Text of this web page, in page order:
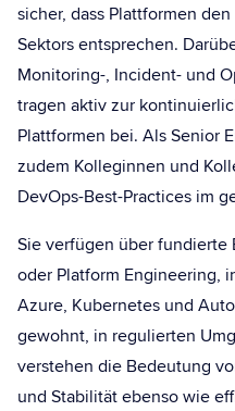
sicher, dass Plattformen
Sektors entsprechen.
Monitoring-, Incident- und
tragen aktiv zur
Plattformen bei. Als Senior
zudem Kolleginnen und
DevOps-Best-Practices im
Sie verfügen über fundierte
oder Platform Engineering,
Azure, Kubernetes und
gewohnt, in regulierten
verstehen die Bedeutung
und Stabilität ebenso wie